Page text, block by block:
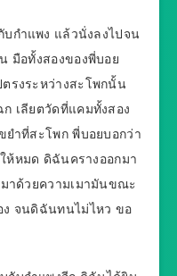
กำแพง แล้วนั่งลงไปจน
มือทั้งสองของพี่บอย
รงระหว่างสะโพกนั้น
เลียตวัดที่แคมทั้งสอง
ยำที่สะโพก พี่บอยบอกว่า
ห้หมด ดิฉันครางออกมา
าด้วยความเมามันขณะ
ง จนดิฉันทนไม่ไหว ขอ